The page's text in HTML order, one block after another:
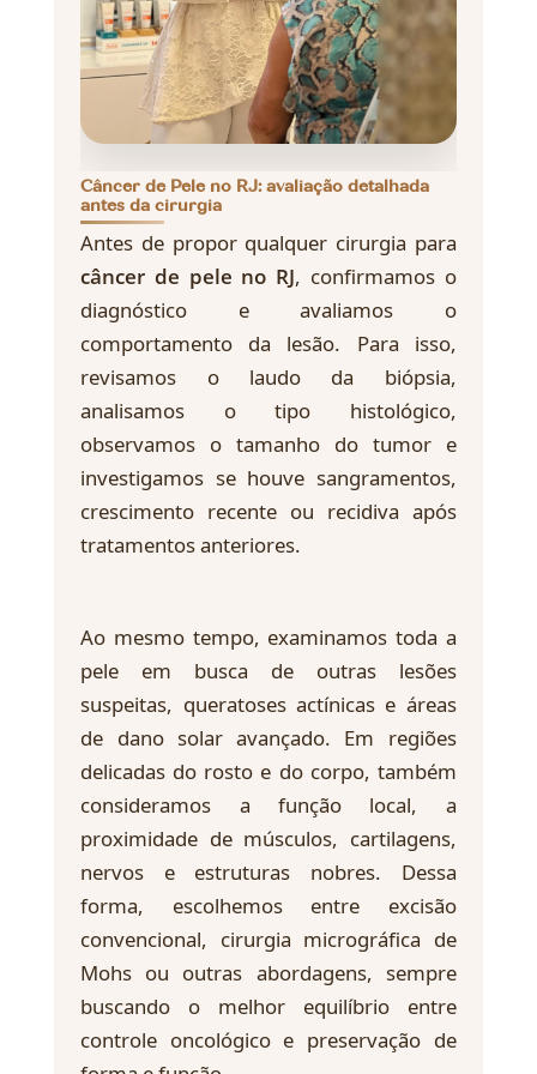
Câncer de Pele no RJ: avaliação detalhada
antes da cirurgia
Antes de propor qualquer cirurgia para
câncer de pele no RJ, confirmamos o
diagnóstico e avaliamos o
comportamento da lesão. Para isso,
revisamos o laudo da biópsia,
analisamos o tipo histológico,
observamos o tamanho do tumor e
investigamos se houve sangramentos,
crescimento recente ou recidiva após
tratamentos anteriores.
Ao mesmo tempo, examinamos toda a
pele em busca de outras lesões
suspeitas, queratoses actínicas e áreas
de dano solar avançado. Em regiões
delicadas do rosto e do corpo, também
consideramos a função local, a
proximidade de músculos, cartilagens,
nervos e estruturas nobres. Dessa
forma, escolhemos entre excisão
convencional, cirurgia micrográfica de
Mohs ou outras abordagens, sempre
buscando o melhor equilíbrio entre
controle oncológico e preservação de